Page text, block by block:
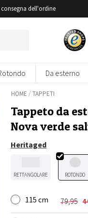
dell'ordine
Da esterno
HOME /TAPPETI
Tappeto da
Nova verde
Heritaged
RETTANGOLARE ROTONDO
115 cm 79,95
Il
prezzo
Il
prezzo